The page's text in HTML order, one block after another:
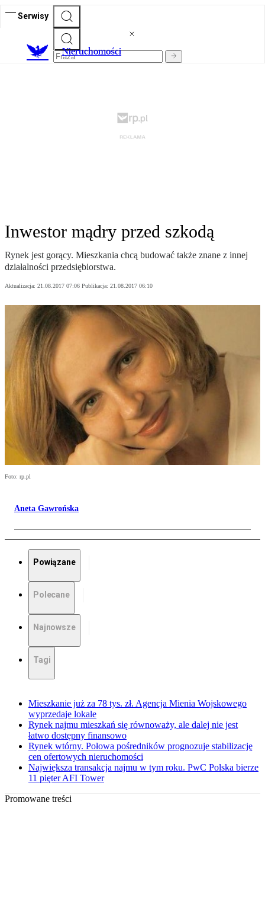
Serwisy
Nieruchomości
Inwestor mądry przed szkodą
Rynek jest gorący. Mieszkania chcą budować także znane z innej
działalności przedsiębiorstwa.
Aktualizacja: 21.08.2017 07:06 Publikacja: 21.08.2017 06:10
Foto: rp.pl
Aneta Gawrońska
Powiązane
Polecane
Najnowsze
Tagi
Mieszkanie już za 78 tys. zł. Agencja Mienia Wojskowego
wyprzedaje lokale
Rynek najmu mieszkań się równoważy, ale dalej nie jest
łatwo dostępny finansowo
Rynek wtórny. Połowa pośredników prognozuje stabilizację
cen ofertowych nieruchomości
Największa transakcja najmu w tym roku. PwC Polska bierze
11 pięter AFI Tower
Promowane treści